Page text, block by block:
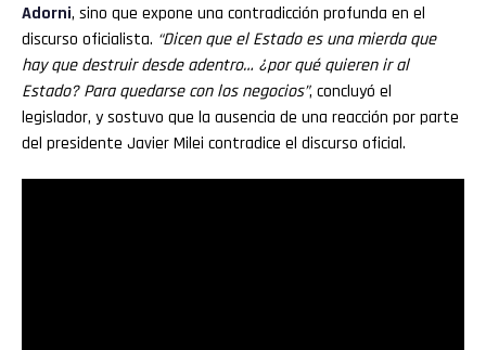
Adorni, sino que expone una contradicción profunda en el
discurso oficialista. “Dicen que el Estado es una mierda que
hay que destruir desde adentro… ¿por qué quieren ir al
Estado? Para quedarse con los negocios”, concluyó el
legislador, y sostuvo que la ausencia de una reacción por parte
del presidente Javier Milei contradice el discurso oficial.